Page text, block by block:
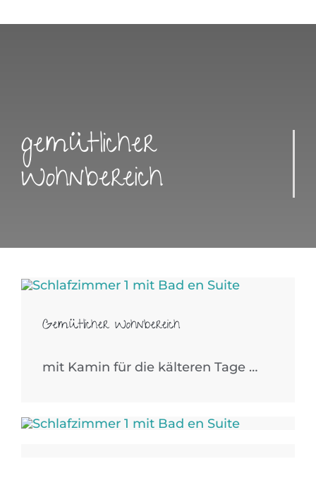
gemütlicher
Wohnbereich
Gemütlicher Wohnbereich
mit Kamin für die kälteren Tage …